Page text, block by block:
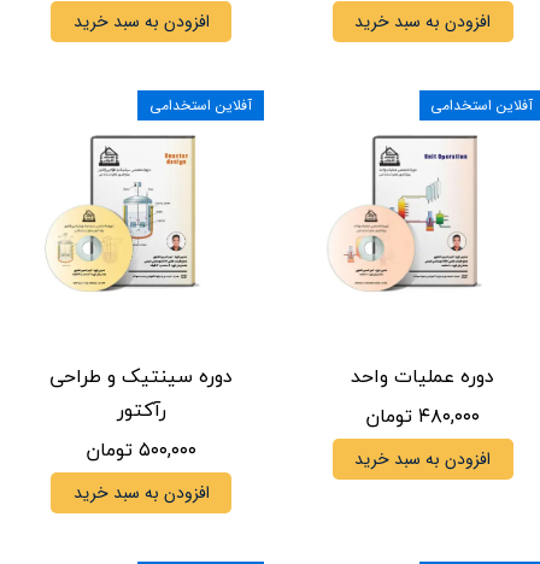
افزودن به سبد خرید افزودن به سبد خرید
دوره عملیات واحد
۴۸۰,۰۰۰ تومان
افزودن به سبد خرید
آفلاین استخدامی
دوره سینتیک و طراحی
رآکتور
۵۰۰,۰۰۰ تومان
افزودن به سبد خرید
آفلاین استخدامی